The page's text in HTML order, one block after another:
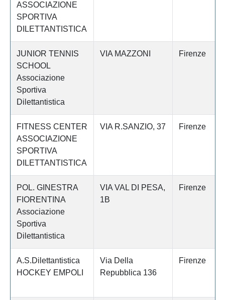
ASSOCIAZIONE
SPORTIVA
DILETTANTISTICA
JUNIOR TENNIS
SCHOOL
Associazione
Sportiva
Dilettantistica
VIA MAZZONI Firenze
FITNESS CENTER
ASSOCIAZIONE
SPORTIVA
DILETTANTISTICA
VIA R.SANZIO, 37 Firenze
POL. GINESTRA
FIORENTINA
Associazione
Sportiva
Dilettantistica
VIA VAL DI PESA,
1B
Firenze
A.S.Dilettantistica
HOCKEY EMPOLI
Via Della
Repubblica 136
Firenze